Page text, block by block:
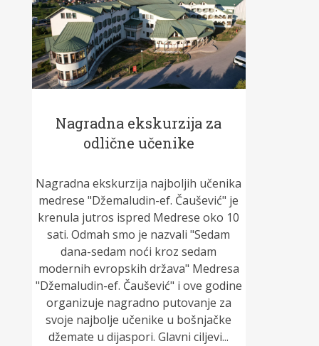
Nagradna ekskurzija za
odlične učenike
Nagradna ekskurzija najboljih učenika
medrese "Džemaludin-ef. Čaušević" je
krenula jutros ispred Medrese oko 10
sati. Odmah smo je nazvali "Sedam
dana-sedam noći kroz sedam
modernih evropskih država" Medresa
"Džemaludin-ef. Čaušević" i ove godine
organizuje nagradno putovanje za
svoje najbolje učenike u bošnjačke
džemate u dijaspori. Glavni ciljevi...